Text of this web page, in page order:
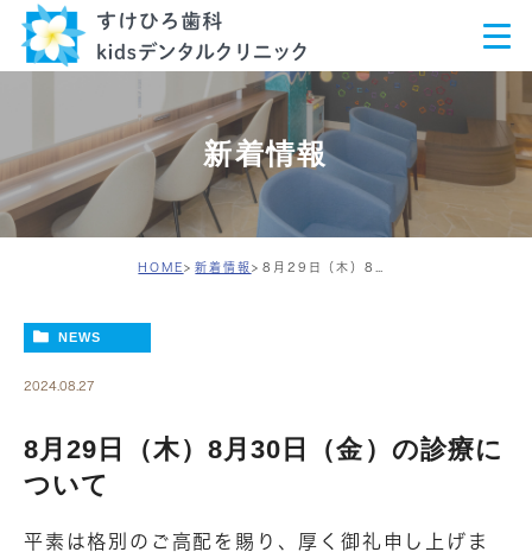
新着情報
HOME 新着情報
NEWS
2024.08.27
8月29日（木）8月30日（金）の診療に
ついて
平素は格別のご高配を賜り、厚く御礼申し上げま